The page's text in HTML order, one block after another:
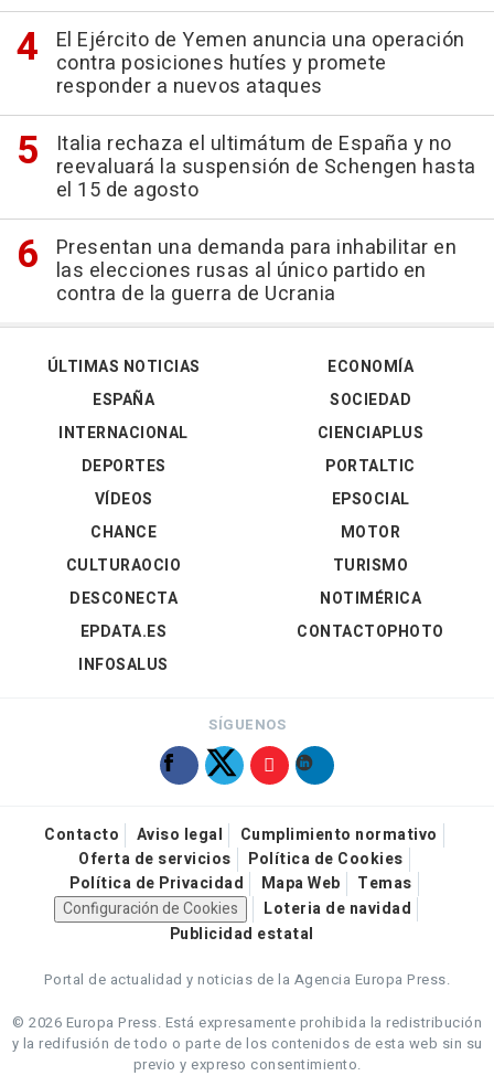
El Ejército de Yemen anuncia una operación
contra posiciones hutíes y promete
responder a nuevos ataques
Italia rechaza el ultimátum de España y no
reevaluará la suspensión de Schengen hasta
el 15 de agosto
Presentan una demanda para inhabilitar en
las elecciones rusas al único partido en
contra de la guerra de Ucrania
ÚLTIMAS NOTICIAS
ESPAÑA
INTERNACIONAL
DEPORTES
VÍDEOS
ECONOMÍA
SOCIEDAD
CIENCIAPLUS
PORTALTIC
EPSOCIAL
CHANCE
CULTURAOCIO
DESCONECTA
EPDATA.ES
INFOSALUS
MOTOR
TURISMO
NOTIMÉRICA
CONTACTOPHOTO
SÍGUENOS
Contacto Aviso legal
Cumplimiento normativo
Oferta de servicios
Política de Cookies
Política de Privacidad
Mapa Web
Temas
Configuración de Cookies
Loteria de navidad
Publicidad estatal
Portal de actualidad y noticias de la Agencia Europa Press.
© 2026 Europa Press. Está expresamente prohibida la redistribución
y la redifusión de todo o parte de los contenidos de esta web sin su
previo y expreso consentimiento.